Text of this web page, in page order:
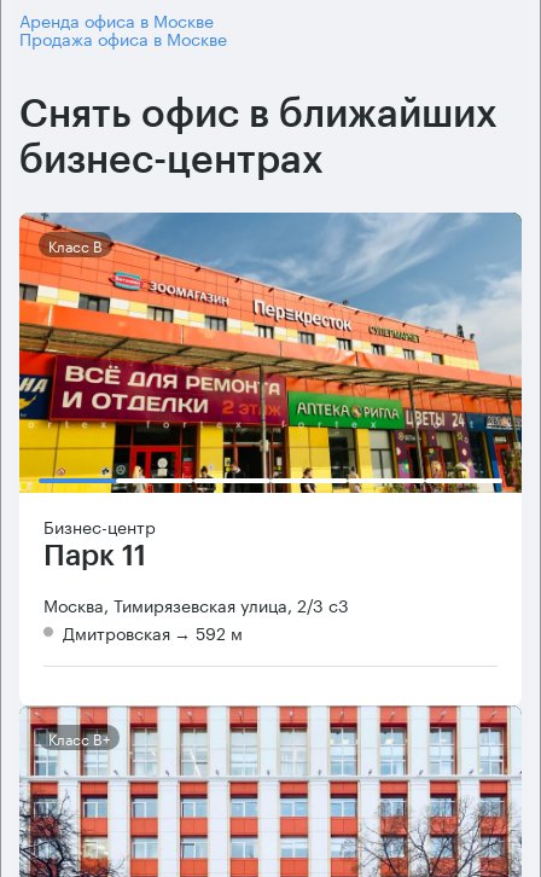
Аренда офиса в Москве
Продажа офиса в Москве
Снять офис в ближайших
бизнес-центрах
Класс B
Бизнес-центр
Парк 11
Москва, Тимирязевская улица, 2/3 с3
Дмитровская → 592 м
Класс B+